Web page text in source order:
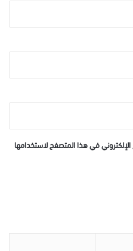
في هذا المتصفح لاستخدامها